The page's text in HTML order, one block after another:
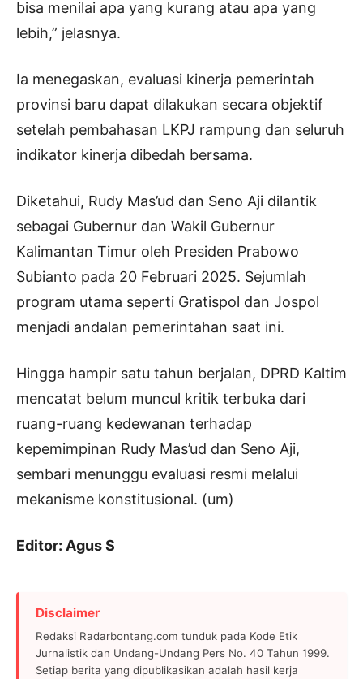
bisa menilai apa yang kurang atau apa yang
lebih,” jelasnya.
Ia menegaskan, evaluasi kinerja pemerintah
provinsi baru dapat dilakukan secara objektif
setelah pembahasan LKPJ rampung dan seluruh
indikator kinerja dibedah bersama.
Diketahui, Rudy Mas’ud dan Seno Aji dilantik
sebagai Gubernur dan Wakil Gubernur
Kalimantan Timur oleh Presiden Prabowo
Subianto pada 20 Februari 2025. Sejumlah
program utama seperti Gratispol dan Jospol
menjadi andalan pemerintahan saat ini.
Hingga hampir satu tahun berjalan, DPRD Kaltim
mencatat belum muncul kritik terbuka dari
ruang-ruang kedewanan terhadap
kepemimpinan Rudy Mas’ud dan Seno Aji,
sembari menunggu evaluasi resmi melalui
mekanisme konstitusional. (um)
Editor: Agus S
Disclaimer
Redaksi Radarbontang.com tunduk pada Kode Etik
Jurnalistik dan Undang-Undang Pers No. 40 Tahun 1999.
Setiap berita yang dipublikasikan adalah hasil kerja